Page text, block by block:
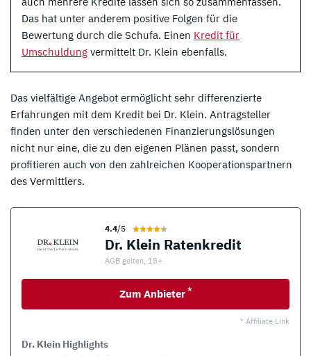
Das hat unter anderem positive Folgen für die
Bewertung durch die Schufa. Einen Kredit für
Umschuldung vermittelt Dr. Klein ebenfalls.
Das vielfältige Angebot ermöglicht sehr differenzierte
Erfahrungen mit dem Kredit bei Dr. Klein. Antragsteller
finden unter den verschiedenen Finanzierungslösungen
nicht nur eine, die zu den eigenen Plänen passt, sondern
profitieren auch von den zahlreichen Kooperationspartnern
des Vermittlers.
4.4/5
Dr. Klein Ratenkredit
AGB gelten, 18+
Zum Anbieter *
* Affiliate Link
Dr. Klein Highlights